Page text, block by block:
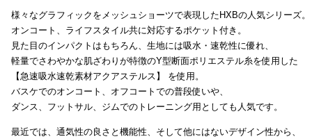
様々なグラフィックをメッシュショーツで表現したHXBの人気シリーズ。
オンコート、ライフスタイル共に対応するポケット付き。
見た目のインパクトはもちろん、生地には吸水・速乾性に優れ、
軽量でさわやかな肌ざわりが特徴のY型断面ポリエステル糸を使用した
【急速吸水速乾素材アクアステルス】 を使用。
バスケでのオンコート、オフコートでの普段使いや、
ダンス、フットサル、ジムでのトレーニング用としても人気です。
最近では、通気性の良さと機能性、そして他にはないデザイン性から、